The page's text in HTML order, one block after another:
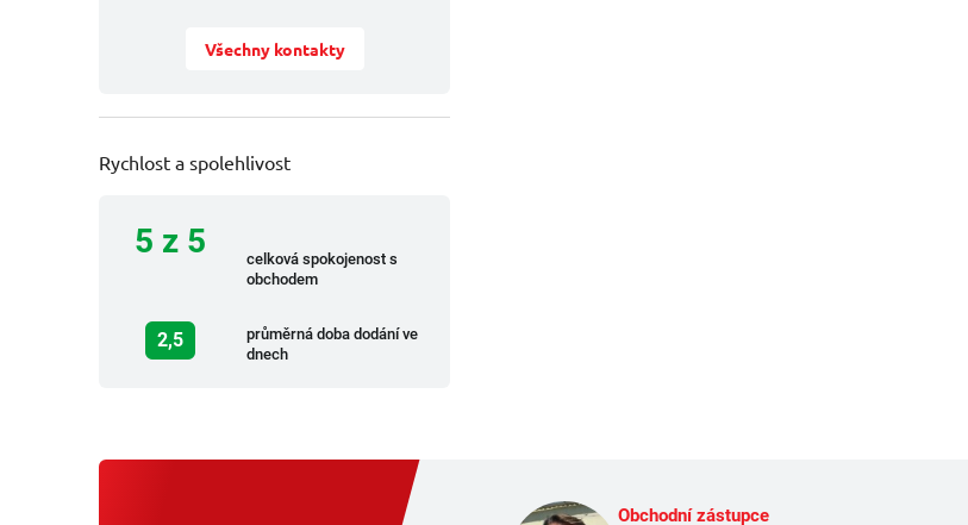
Všechny kontakty
Rychlost a spolehlivost
5 z 5
celková spokojenost s
obchodem
2,5
průměrná doba dodání ve
dnech
Obchodní zástupce